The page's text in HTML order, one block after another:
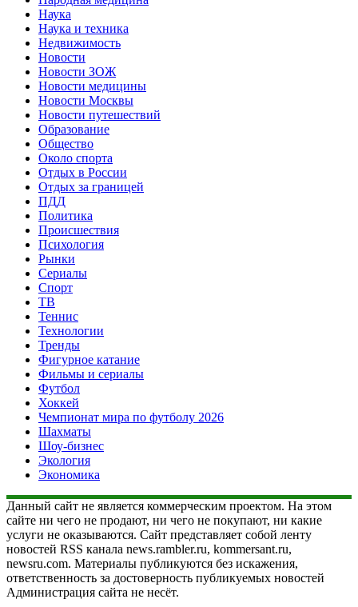
Наука
Наука и техника
Недвижимость
Новости
Новости ЗОЖ
Новости медицины
Новости Москвы
Новости путешествий
Образование
Общество
Около спорта
Отдых в России
Отдых за границей
ПДД
Политика
Происшествия
Психология
Рынки
Сериалы
Спорт
ТВ
Теннис
Технологии
Тренды
Фигурное катание
Фильмы и сериалы
Футбол
Хоккей
Чемпионат мира по футболу 2026
Шахматы
Шоу-бизнес
Экология
Экономика
Данный сайт не является коммерческим проектом. На этом
сайте ни чего не продают, ни чего не покупают, ни какие
услуги не оказываются. Сайт представляет собой ленту
новостей RSS канала news.rambler.ru, kommersant.ru,
newsru.com. Материалы публикуются без искажения,
ответственность за достоверность публикуемых новостей
Администрация сайта не несёт.